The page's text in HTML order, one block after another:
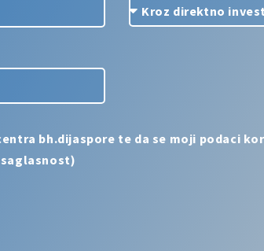
bh.dijaspore te da se moji podaci